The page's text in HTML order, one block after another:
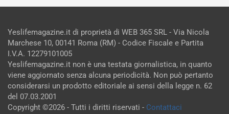
Yeslifemagazine.it di proprietà di WEB 365 SRL - Via Nicola
Marchese 10, 00141 Roma (RM) - Codice Fiscale e Partita
I.V.A. 12279101005
Yeslifemagazine.it non è una testata giornalistica, in quanto
viene aggiornato senza alcuna periodicità. Non può pertanto
considerarsi un prodotto editoriale ai sensi della legge n. 62
del 07.03.2001
Copyright ©2026 - Tutti i diritti riservati - Contattaci